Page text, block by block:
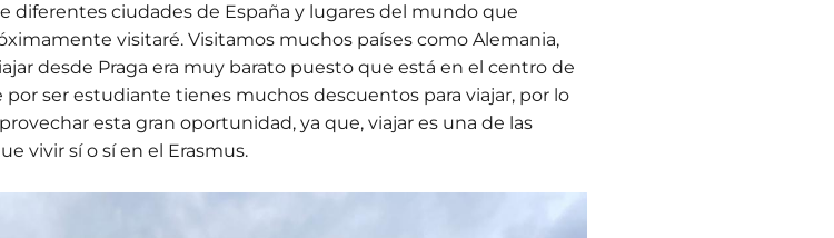
diferentes ciudades de España y lugares del mundo que
visitaré. Visitamos muchos países como Alemania,
desde Praga era muy barato puesto que está en el centro de
por ser estudiante tienes muchos descuentos para viajar, por lo
esta gran oportunidad, ya que, viajar es una de las
vivir sí o sí en el Erasmus.